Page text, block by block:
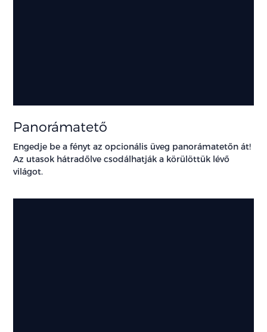
Panorámatető
Engedje be a fényt az opcionális üveg panorámatetőn át!
Az utasok hátradőlve csodálhatják a körülöttük lévő
világot.